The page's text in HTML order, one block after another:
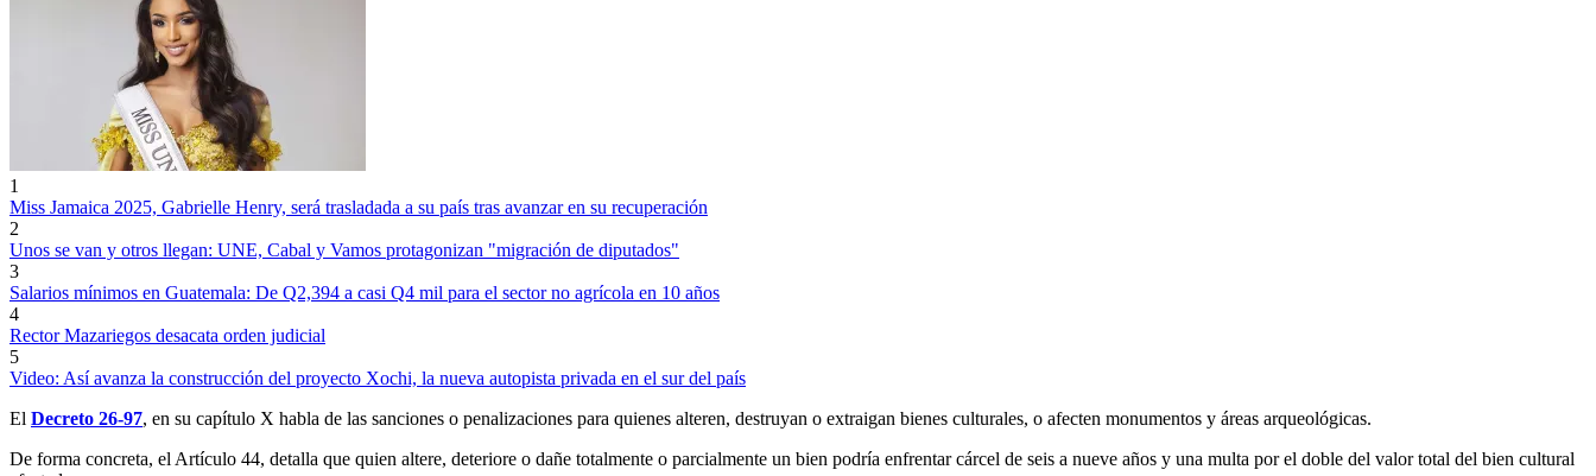
1
Miss Jamaica 2025, Gabrielle Henry, será trasladada a su país tras avanzar en su recuperación
2
Unos se van y otros llegan: UNE, Cabal y Vamos protagonizan "migración de diputados"
3
Salarios mínimos en Guatemala: De Q2,394 a casi Q4 mil para el sector no agrícola en 10 años
4
Rector Mazariegos desacata orden judicial
5
Video: Así avanza la construcción del proyecto Xochi, la nueva autopista privada en el sur del país
El Decreto 26-97, en su capítulo X habla de las sanciones o penalizaciones para quienes alteren, destruyan o extraigan bienes culturales, o afecten monumentos y áreas arqueológicas.
De forma concreta, el Artículo 44, detalla que quien altere, deteriore o dañe totalmente o parcialmente un bien podría enfrentar cárcel de seis a nueve años y una multa por el doble del valor total del bien cultural